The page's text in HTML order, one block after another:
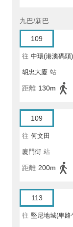
九巴/新巴
109
往 中環(港澳碼頭)
胡忠大廈 站
距離 130m
109
往 何文田
廈門街 站
距離 200m
113
往 堅尼地城(卑